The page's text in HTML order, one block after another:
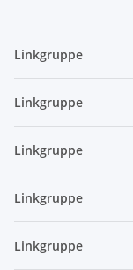
Linkgruppe
Linkgruppe
Linkgruppe
Linkgruppe
Linkgruppe